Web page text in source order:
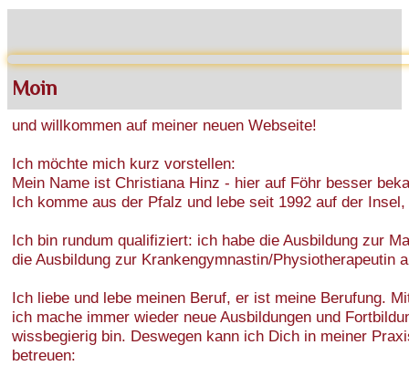
Moin
und willkommen auf meiner neuen Webseite!
Ich möchte mich kurz vorstellen:
Mein Name ist Christiana Hinz - hier auf Föhr besser
Ich komme aus der Pfalz und lebe seit 1992 auf der
Ich bin rundum qualifiziert: ich habe die Ausbildung zur
die Ausbildung zur Krankengymnastin/Physiotherapeutin
Ich liebe und lebe meinen Beruf, er ist meine Berufung.
ich mache immer wieder neue Ausbildungen und
wissbegierig bin. Deswegen kann ich Dich in meiner
betreuen: